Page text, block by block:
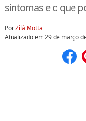
sintomas e o que
PorZilá Motta
Atualizado em29 de março